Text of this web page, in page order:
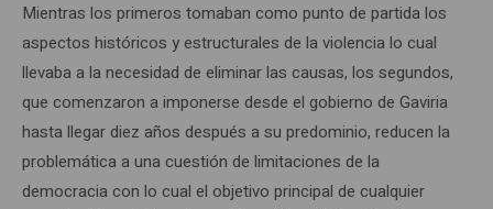
Mientras los primeros tomaban como punto de partida los
aspectos históricos y estructurales de la violencia lo cual
llevaba a la necesidad de eliminar las causas, los segundos,
que comenzaron a imponerse desde el gobierno de Gaviria
hasta llegar diez años después a su predominio, reducen la
problemática a una cuestión de limitaciones de la
democracia con lo cual el objetivo principal de cualquier